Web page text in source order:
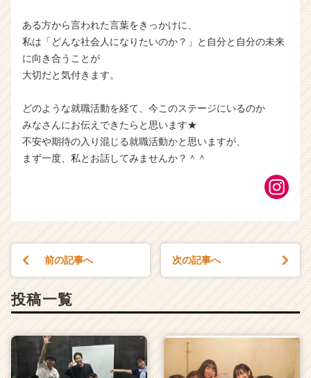
ある方から言われた言葉をきっかけに、
私は「どんな社会人になりたいのか？」と自分と自分の未来
に向き合うことが
大切だと気付きます。
どのような就職活動を経て、今このステージにいるのか
みなさんにお伝えできたらと思います★
不安や期待の入り混じる就職活動かと思いますが、
まず一度、私とお話してみませんか？＾＾
前の記事へ 次の記事へ
投稿一覧